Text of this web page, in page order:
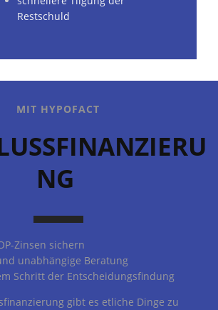
Restschuld
MIT HYPOFACT
NG
Zinsen sichern
unabhängige Beratung
Schritt der Entscheidungsfindung
gibt es etliche Dinge zu